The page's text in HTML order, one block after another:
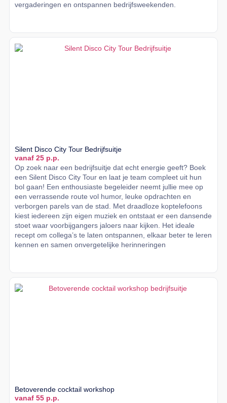
vergaderingen en ontspannen bedrijfsweekenden.
Silent Disco City Tour Bedrijfsuitje
vanaf 25 p.p.
Op zoek naar een bedrijfsuitje dat echt energie geeft? Boek
een Silent Disco City Tour en laat je team compleet uit hun
bol gaan! Een enthousiaste begeleider neemt jullie mee op
een verrassende route vol humor, leuke opdrachten en
verborgen parels van de stad. Met draadloze koptelefoons
kiest iedereen zijn eigen muziek en ontstaat er een dansende
stoet waar voorbijgangers jaloers naar kijken. Het ideale
recept om collega’s te laten ontspannen, elkaar beter te leren
kennen en samen onvergetelijke herinneringen
Betoverende cocktail workshop
vanaf 55 p.p.